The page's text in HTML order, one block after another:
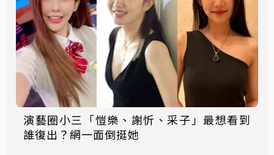
演藝圈小三「愷樂、謝忻、采子」最想看到
誰復出？網一面倒挺她